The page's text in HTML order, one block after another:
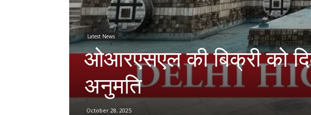
Latest News
ओआरएसएल की बिक्री को
अनुमति
October 28, 2025